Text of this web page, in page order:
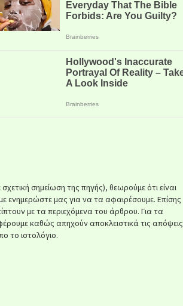
σημείωση της πηγής), θεωρούμε ότι είναι
μας για να τα αφαιρέσουμε. Επίσης
με τα περιεχόμενα του άρθρου. Για τα
καθώς απηχούν αποκλειστικά τις απόψεις
το ιστολόγιο.